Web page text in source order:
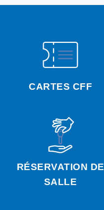
CARTES CFF
RÉSERVATION DE
SALLE